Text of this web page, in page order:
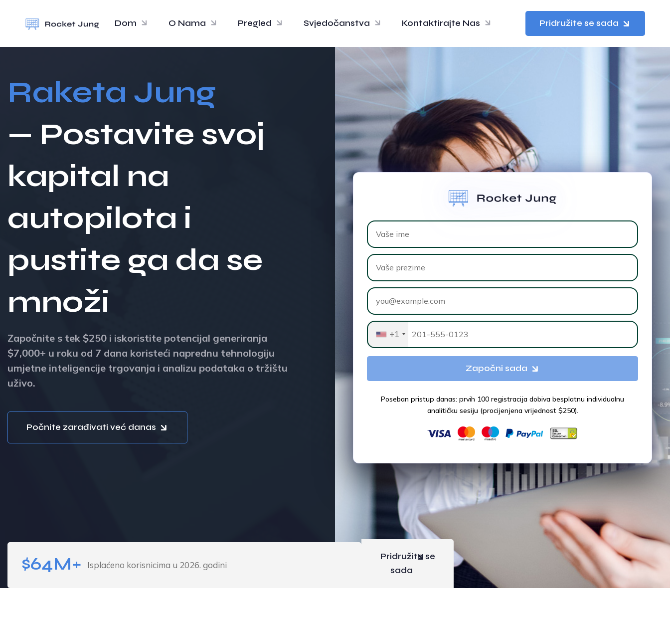
Dom O Nama Pregled Svjedočanstva Kontaktirajte Nas Pridružite se sada
+1
Započni sada
Poseban pristup danas: prvih 100 registracija dobiva besplatnu individualnu
analitičku sesiju (procijenjena vrijednost $250).
Raketa Jung
— Postavite svoj
kapital na
autopilota i
pustite ga da se
množi
Započnite s tek $250 i iskoristite potencijal generiranja
$7,000+ u roku od 7 dana koristeći naprednu tehnologiju
umjetne inteligencije trgovanja i analizu podataka o tržištu
uživo.
Počnite zarađivati već danas
$64M+ Isplaćeno korisnicima u 2026. godini
Pridružite se
sada